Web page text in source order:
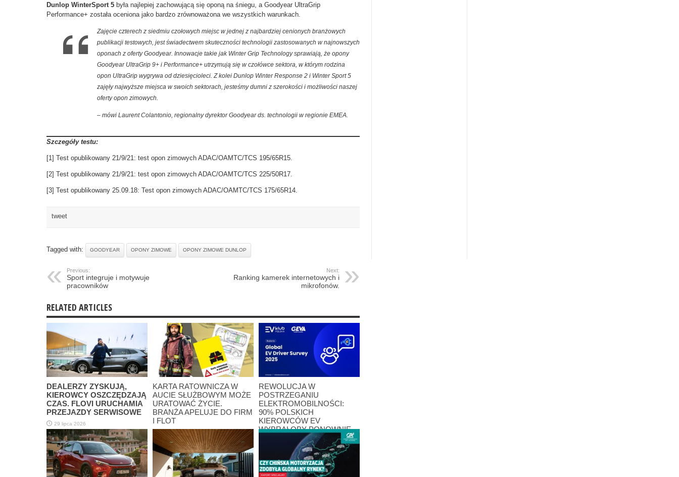
Dunlop WinterSport 5 była najlepiej zachowującą się oponą na śniegu, a Goodyear UltraGrip
Performance+ została oceniona jako bardzo zrównoważona we wszystkich warunkach.
Zajęcie czterech z siedmiu czołowych miejsc w jednej z najbardziej cenionych branżowych
publikacji testowych, jest świadectwem skuteczności technologii zastosowanych w najnowszych
oponach z oferty Goodyear. Innowacje takie jak Winter Grip Technology sprawiają, że opony
Goodyear UltraGrip 9+ i Performance+ utrzymują się w czołówce sektora, w którym rodzina
opon UltraGrip wygrywa od dziesięcioleci. Z kolei Dunlop Winter Response 2 i Winter Sport 5
zajęły najwyższe miejsca w swoich sektorach, jesteśmy dumni z szerokości i możliwości naszej
oferty opon zimowych.
– mówi Laurent Colantonio, regionalny dyrektor Goodyear ds. technologii w regionie EMEA.
Szczegóły testu:
[1] Test opublikowany 21/9/21: test opon zimowych ADAC/OAMTC/TCS 195/65R15.
[2] Test opublikowany 21/9/21: test opon zimowych ADAC/OAMTC/TCS 225/50R17.
[3] Test opublikowany 25.09.18: Test opon zimowych ADAC/OAMTC/TCS 175/65R14.
tweet
Tagged with: GOODYEAR OPONY ZIMOWE OPONY ZIMOWE DUNLOP
Previous:
Sport integruje i motywuje
pracowników
Next:
Ranking kamerek internetowych i
mikrofonów.
RELATED ARTICLES
DEALERZY ZYSKUJĄ,
KIEROWCY OSZCZĘDZAJĄ
CZAS. FLOVI URUCHAMIA
PRZEJAZDY SERWISOWE
29 lipca 2026
KARTA RATOWNICZA W
AUCIE SŁUŻBOWYM MOŻE
URATOWAĆ ŻYCIE.
BRANŻA APELUJE DO FIRM
I FLOT
10 czerwca 2026
REWOLUCJA W
POSTRZEGANIU
ELEKTROMOBILNOŚCI:
90% POLSKICH
KIEROWCÓW EV
WYBRAŁOBY PONOWNIE
AUTO ELEKTRYCZNE!
27 kwietnia 2026